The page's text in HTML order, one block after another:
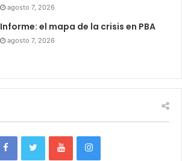
agosto 7, 2026
Informe: el mapa de la crisis en PBA
agosto 7, 2026